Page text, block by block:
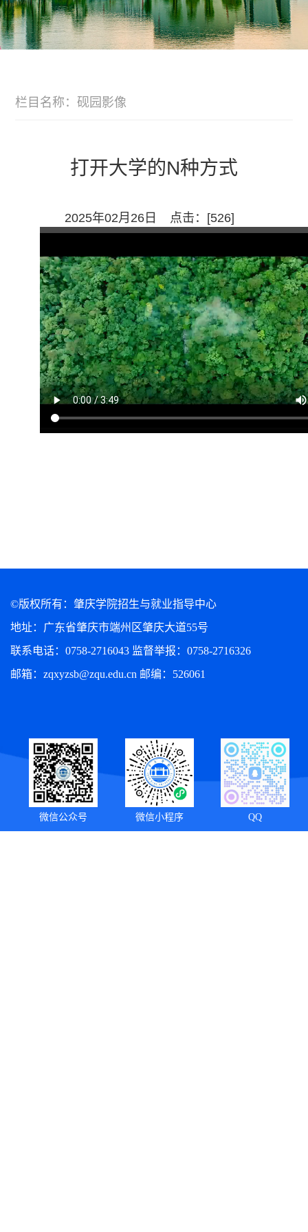
栏目名称：砚园影像
打开大学的N种方式
2025年02月26日 点击：[526]
©版权所有：肇庆学院招生与就业指导中心
地址：广东省肇庆市端州区肇庆大道55号
联系电话：0758-2716043 监督举报：0758-2716326
邮箱：zqxyzsb@zqu.edu.cn 邮编：526061
微信公众号 微信小程序 QQ